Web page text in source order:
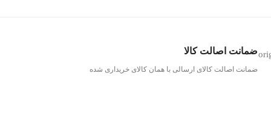
ضمانت اصالت کالا
ضمانت اصالت کالای ارسالی با همان کالای خریداری شده